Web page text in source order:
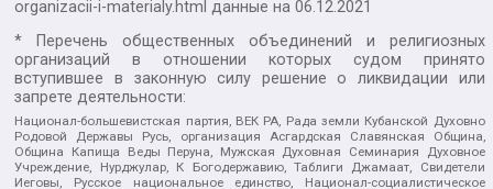
organizacii-i-materialy.html данные на06.12.2021
* Перечень общественных объединений и религиозных
организаций в отношении которых судом принято
вступившее в законную силу решение о ликвидации или
запрете деятельности:
Национал-большевистская партия, ВЕК РА, Рада земли Кубанской Духовно
Родовой Державы Русь, организация Асгардская Славянская Община,
Община Капища Веды Перуна, Мужская Духовная Семинария Духовное
Учреждение, Нурджулар, К Богодержавию, Таблиги Джамаат, Свидетели
Иеговы, Русское национальное единство, Национал-социалистическое